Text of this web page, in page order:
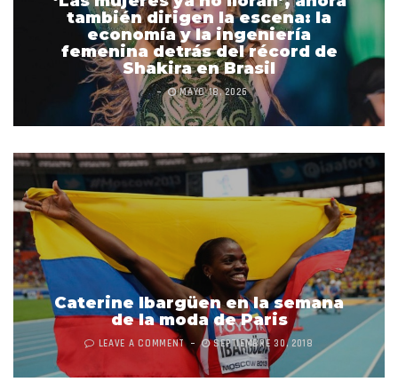
también dirigen la escena: la
economía y la ingeniería
femenina detrás del récord de
Shakira en Brasil
MAYO 18, 2026
Caterine Ibargüen en la semana
de la moda de Paris
LEAVE A COMMENT SEPTIEMBRE 30, 2018